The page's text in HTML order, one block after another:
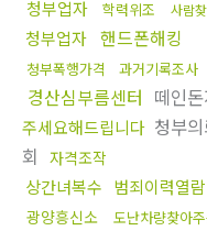
청부업자 학력위조 사람
청부업자 핸드폰해킹
청부폭행가격 과거기록조사
경산심부름센터 떼인
주세요해드립니다 청부
회 자격조작
상간녀복수 범죄이력열람
광양흥신소 도난차량찾아